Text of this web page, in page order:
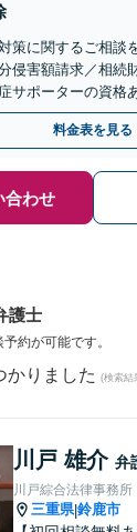
策に関するご相談
侵害額請求／相続
サポーターの資格
当日・夜間相談可
料金表を見る
合わせ
護士
約が可能です。
かりました (検索結
川戸 雄介 弁
川戸綜合法律事務所
三重県|鈴鹿市